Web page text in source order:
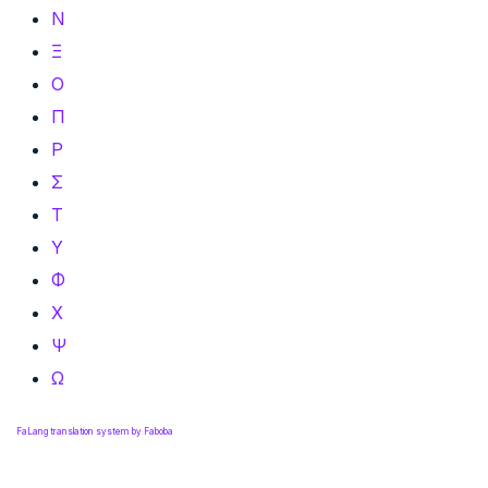
Ν
Ξ
Ο
Π
Ρ
Σ
Τ
Υ
Φ
Χ
Ψ
Ω
FaLang translation system by Faboba